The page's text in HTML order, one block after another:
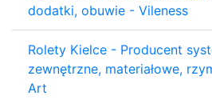
dodatki, obuwie - Vileness
Rolety Kielce - Producent
zewnętrzne, materiałowe,
Art